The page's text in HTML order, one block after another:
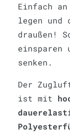
Einfach
legen
draußen!
einsparen
senken.
Der
ist mit